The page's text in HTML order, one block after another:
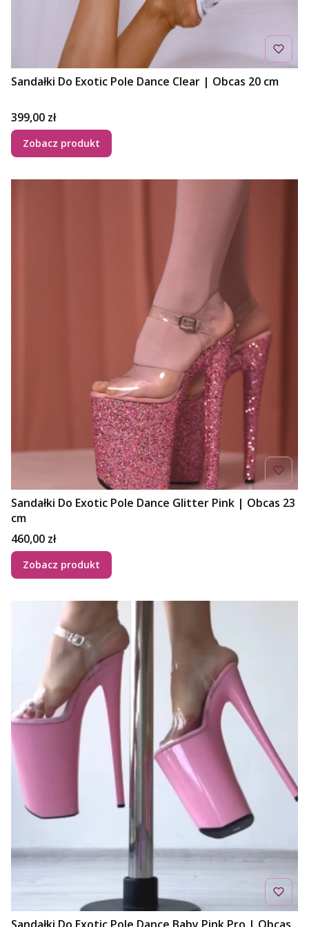
Sandałki Do Exotic Pole Dance Clear | Obcas 20 cm
Cena
399,00 zł
Zobacz produkt
Sandałki Do Exotic Pole Dance Glitter Pink | Obcas 23
cm
Cena
460,00 zł
Zobacz produkt